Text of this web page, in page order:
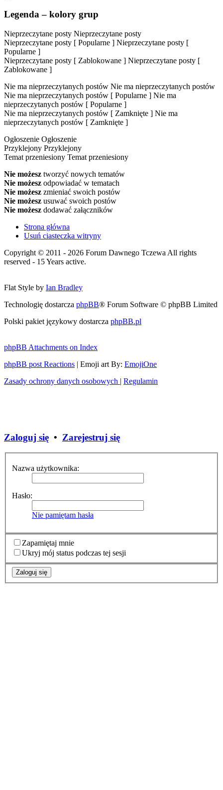
Legenda – kolory grup
Nieprzeczytane posty Nieprzeczytane posty
Nieprzeczytane posty [ Popularne ] Nieprzeczytane posty [
Popularne ]
Nieprzeczytane posty [ Zablokowane ] Nieprzeczytane posty [
Zablokowane ]
Nie ma nieprzeczytanych postów Nie ma nieprzeczytanych postów
Nie ma nieprzeczytanych postów [ Popularne ] Nie ma
nieprzeczytanych postów [ Popularne ]
Nie ma nieprzeczytanych postów [ Zamknięte ] Nie ma
nieprzeczytanych postów [ Zamknięte ]
Ogłoszenie Ogłoszenie
Przyklejony Przyklejony
Temat przeniesiony Temat przeniesiony
Nie możesz tworzyć nowych tematów
Nie możesz odpowiadać w tematach
Nie możesz zmieniać swoich postów
Nie możesz usuwać swoich postów
Nie możesz dodawać załączników
Strona główna
Usuń ciasteczka witryny
Copyright © 2011 - 2026 Forum Dawnego Tczewa All rights
reserved - 15 Years active.
Flat Style by Ian Bradley
Technologię dostarcza phpBB® Forum Software © phpBB Limited
Polski pakiet językowy dostarcza phpBB.pl
phpBB Attachments on Index
phpBB post Reactions | Emoji art By: EmojiOne
Zasady ochrony danych osobowych | Regulamin
Zaloguj się • Zarejestruj się
Nazwa użytkownika:
Hasło:
Nie pamiętam hasła
Zapamiętaj mnie
Ukryj mój status podczas tej sesji